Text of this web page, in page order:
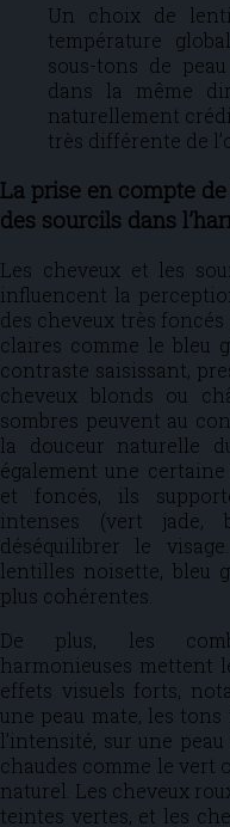
Un choix de
température
sous-tons de
dans la même
naturellement
très différente de
La prise en compte
des sourcils dans
Les cheveux et les
influencent la
des cheveux très
claires comme le bleu
contraste saisissant,
cheveux blonds ou
sombres peuvent au
la douceur naturelle
également une
et foncés, ils
intenses (vert jade,
déséquilibrer le
lentilles noisette, bleu
plus cohérentes.
De plus, les
harmonieuses mettent
effets visuels forts,
une peau mate, les
l’intensité, sur une
chaudes comme le vert
naturel. Les cheveux
teintes vertes, et les